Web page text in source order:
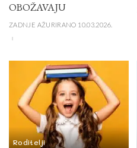
OBOŽAVAJU
ZADNJE AŽURIRANO 10.03.2026.
Roditelji